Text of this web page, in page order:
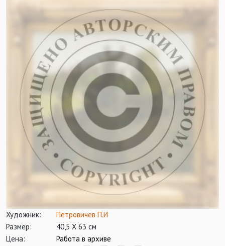
Художник:
Петровичев П.И
Размер:
40,5 Х 63 см
Цена:
Работа в архиве